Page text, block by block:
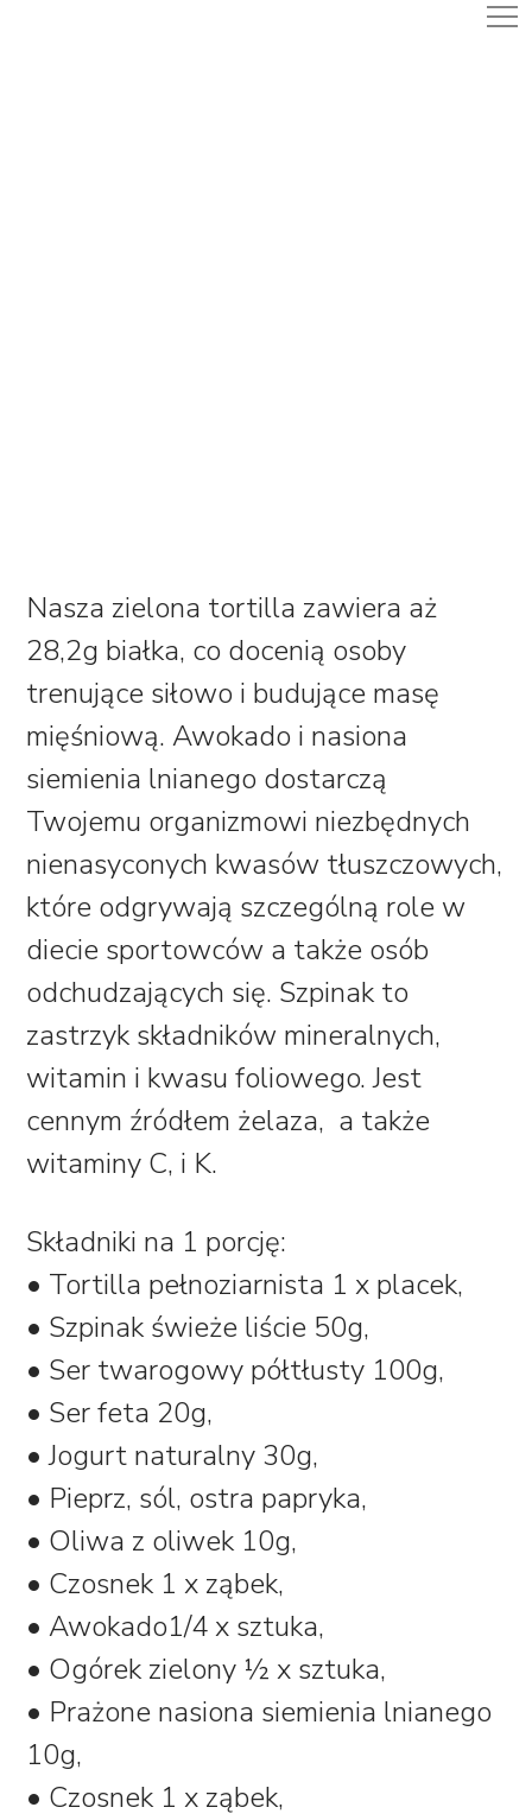
Nasza zielona tortilla zawiera aż
28,2g białka, co docenią osoby
trenujące siłowo i budujące masę
mięśniową. Awokado i nasiona
siemienia lnianego dostarczą
Twojemu organizmowi niezbędnych
nienasyconych kwasów tłuszczowych,
które odgrywają szczególną role w
diecie sportowców a także osób
odchudzających się. Szpinak to
zastrzyk składników mineralnych,
witamin i kwasu foliowego. Jest
cennym źródłem żelaza, a także
witaminy C, i K.
Składniki na 1 porcję:
• Tortilla pełnoziarnista 1 x placek,
• Szpinak świeże liście 50g,
• Ser twarogowy półtłusty 100g,
• Ser feta 20g,
• Jogurt naturalny 30g,
• Pieprz, sól, ostra papryka,
• Oliwa z oliwek 10g,
• Czosnek 1 x ząbek,
• Awokado1/4 x sztuka,
• Ogórek zielony ½ x sztuka,
• Prażone nasiona siemienia lnianego
10g,
• Czosnek 1 x ząbek,